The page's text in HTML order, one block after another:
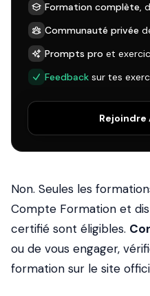
Formation complète,
Communauté privée
Prompts pro et
Feedback sur tes
Rejoindre
Non. Seules les
Compte Formation et
certifié sont éligibles.
ou de vous engager,
formation sur le site